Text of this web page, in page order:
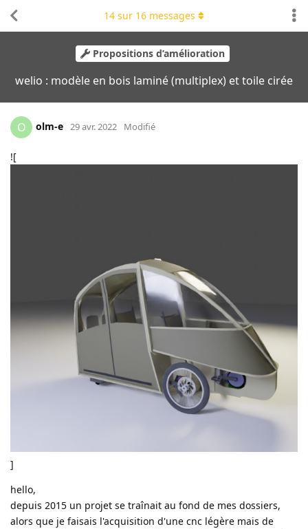
Propositions d’amélioration
welio : modèle en bois laminé (multiplex) et toile cirée
14 sur 16 messages
O olm-e 29 avr. 2022 Modifié
![
]
hello,
depuis 2015 un projet se traînait au fond de mes dossiers,
alors que je faisais l'acquisition d'une cnc légère mais de